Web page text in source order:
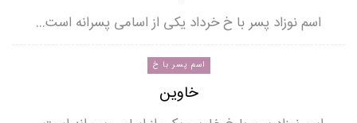
اسم نوزاد پسر با خ خرداد یکی از اسامی پسرانه است…
اسم پسر با خ
خاوین